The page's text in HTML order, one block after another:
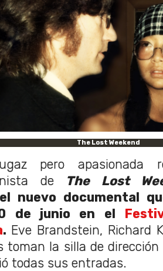
The Lost Weekend
pero apasionada
de
The Lost
el nuevo documental
de junio en el
. Eve Brandstein, Richard
toman la silla de
todas sus entradas.